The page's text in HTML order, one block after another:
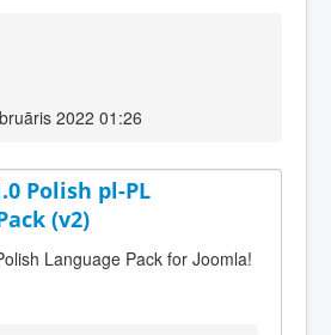
2022 01:26
Polish pl-PL
(v2)
Language Pack for Joomla!